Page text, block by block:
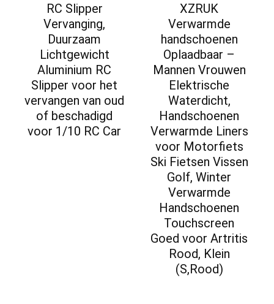
RC Slipper
Vervanging,
Duurzaam
Lichtgewicht
Aluminium RC
Slipper voor het
vervangen van oud
of beschadigd
voor 1/10 RC Car
XZRUK
Verwarmde
handschoenen
Oplaadbaar –
Mannen Vrouwen
Elektrische
Waterdicht,
Handschoenen
Verwarmde Liners
voor Motorfiets
Ski Fietsen Vissen
Golf, Winter
Verwarmde
Handschoenen
Touchscreen
Goed voor Artritis
Rood, Klein
(S,Rood)